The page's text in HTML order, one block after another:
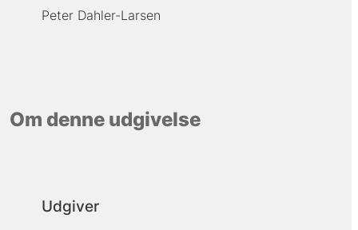
Peter Dahler-Larsen
Om denne udgivelse
Udgiver